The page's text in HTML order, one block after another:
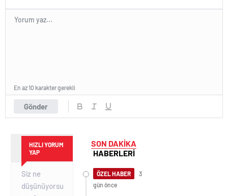
Gönder
En az 10 karakter gerekli
HIZLI YORUM
YAP
SON DAKİKA
HABERLERİ
ÖZEL HABER
3
gün önce